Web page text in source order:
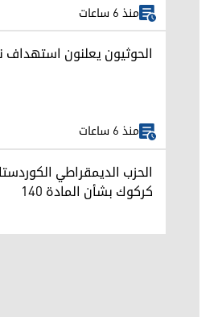
منذ 6 ساعات
الحوثيون يعلنون
منذ 6 ساعات
الحزب الديمقراطي
كركوك بشأن المادة 140